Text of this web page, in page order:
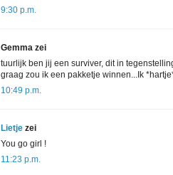
9:30 p.m.
Gemma zei
tuurlijk ben jij een surviver, dit in
graag zou ik een pakketje winnen...Ik
10:49 p.m.
Lietje zei
You go girl !
11:23 p.m.